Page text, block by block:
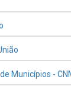
Municípios - CNM